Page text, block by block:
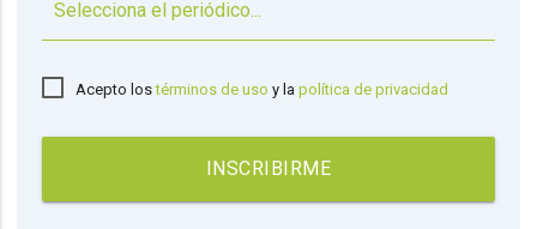
Acepto lostérminos de uso y lapolítica de privacidad
INSCRIBIRME